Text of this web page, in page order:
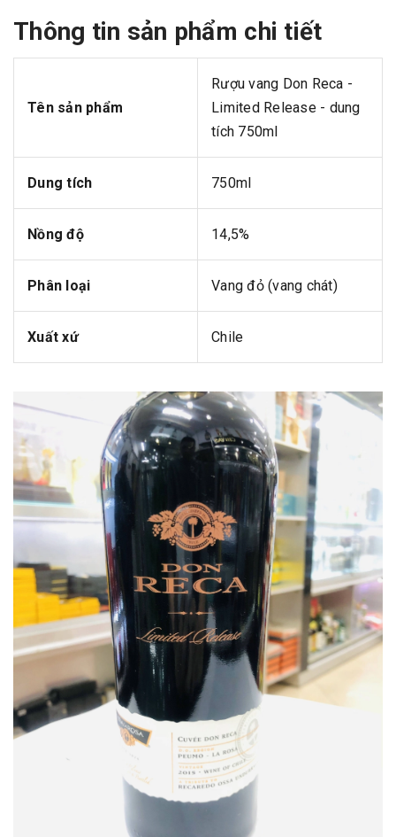
Thông tin sản phẩm chi tiết
Tên sản phẩm
Rượu vang Don Reca -
Limited Release - dung
tích 750ml
Dung tích 750ml
Nồng độ 14,5%
Phân loại Vang đỏ (vang chát)
Xuất xứ Chile